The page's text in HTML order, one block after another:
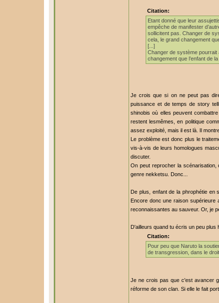
Citation:
Etant donné que leur
empêche de manifester
sollicitent pas. Changer de
cela, le grand changement
[...]
Changer de système
changement que l’enfant de
Je crois que si on ne peut pas
puissance et de temps de story
shinobis où elles peuvent
restent lesmêmes, en politique
assez exploité, mais il est là. Il
Le problème est donc plus le
vis-à-vis de leurs homologues
discuter.
On peut reprocher la
genre nekketsu. Donc...
De plus, enfant de la phrophétie en
Encore donc une raison supérieure
reconnaissantes au sauveur. Or, je
D'ailleurs quand tu écris un peu plus
Citation:
Pour peu que Naruto la
de transgression, dans le
Je ne crois pas que c'est avancer
réforme de son clan. Si elle le fait